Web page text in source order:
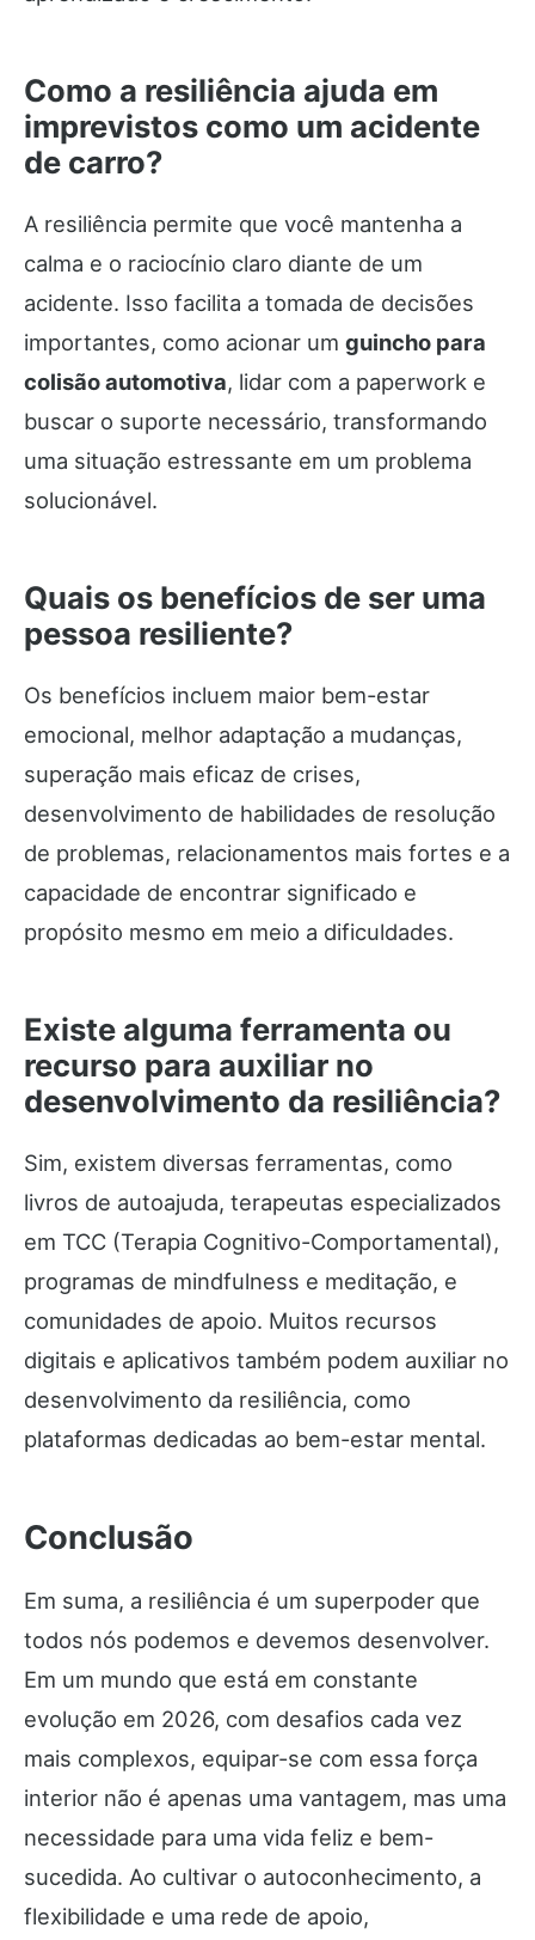
Como a resiliência ajuda em
imprevistos como um acidente
de carro?
A resiliência permite que você mantenha a
calma e o raciocínio claro diante de um
acidente. Isso facilita a tomada de decisões
importantes, como acionar um guincho para
colisão automotiva, lidar com a paperwork e
buscar o suporte necessário, transformando
uma situação estressante em um problema
solucionável.
Quais os benefícios de ser uma
pessoa resiliente?
Os benefícios incluem maior bem-estar
emocional, melhor adaptação a mudanças,
superação mais eficaz de crises,
desenvolvimento de habilidades de resolução
de problemas, relacionamentos mais fortes e a
capacidade de encontrar significado e
propósito mesmo em meio a dificuldades.
Existe alguma ferramenta ou
recurso para auxiliar no
desenvolvimento da resiliência?
Sim, existem diversas ferramentas, como
livros de autoajuda, terapeutas especializados
em TCC (Terapia Cognitivo-Comportamental),
programas de mindfulness e meditação, e
comunidades de apoio. Muitos recursos
digitais e aplicativos também podem auxiliar no
desenvolvimento da resiliência, como
plataformas dedicadas ao bem-estar mental.
Conclusão
Em suma, a resiliência é um superpoder que
todos nós podemos e devemos desenvolver.
Em um mundo que está em constante
evolução em 2026, com desafios cada vez
mais complexos, equipar-se com essa força
interior não é apenas uma vantagem, mas uma
necessidade para uma vida feliz e bem-
sucedida. Ao cultivar o autoconhecimento, a
flexibilidade e uma rede de apoio,